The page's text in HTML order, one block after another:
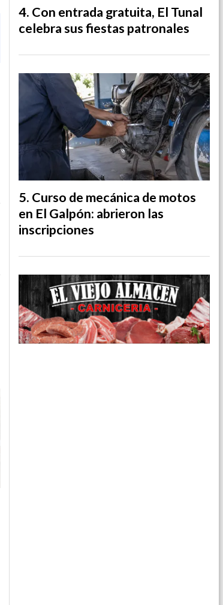
Con entrada gratuita, El Tunal
celebra sus fiestas patronales
Curso de mecánica de motos
en El Galpón: abrieron las
inscripciones